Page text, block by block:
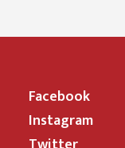
Facebook
Instagram